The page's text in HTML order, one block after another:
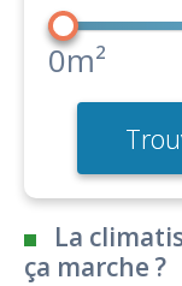
0m²
La
ça marche ?